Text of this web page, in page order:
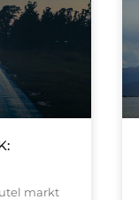
markt